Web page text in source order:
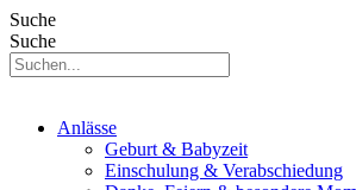
Suche
Suche
Anlässe
Geburt & Babyzeit
Einschulung & Verabschiedung